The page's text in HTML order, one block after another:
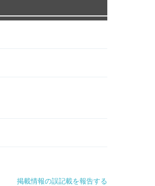
掲載情報の誤記載を報告する